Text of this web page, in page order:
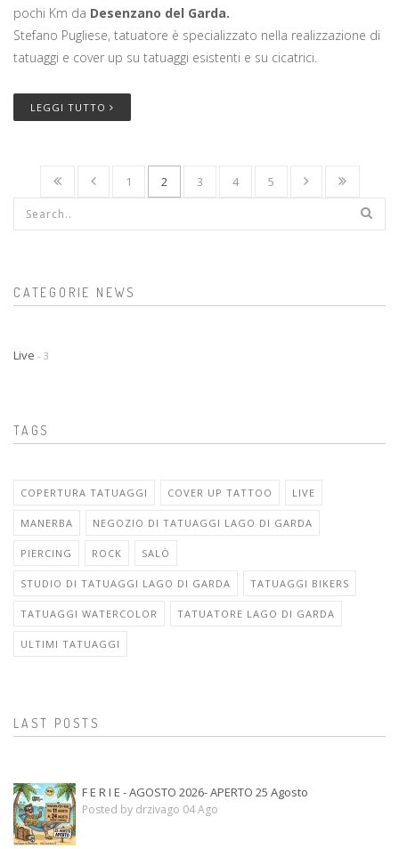
pochi Km da Desenzano del Garda.
Stefano Pugliese, tatuatore è specializzato nella realizzazione di
tatuaggi e cover up su tatuaggi esistenti e su cicatrici.
LEGGI TUTTO
1 2 3 4 5
Form di ricerca
CATEGORIE NEWS
Live - 3
TAGS
COPERTURA TATUAGGI COVER UP TATTOO LIVE
MANERBA NEGOZIO DI TATUAGGI LAGO DI GARDA
PIERCING ROCK SALÒ
STUDIO DI TATUAGGI LAGO DI GARDA TATUAGGI BIKERS
TATUAGGI WATERCOLOR TATUATORE LAGO DI GARDA
ULTIMI TATUAGGI
LAST POSTS
F E R I E - AGOSTO 2026- APERTO 25 Agosto
Posted by drzivago 04 Ago